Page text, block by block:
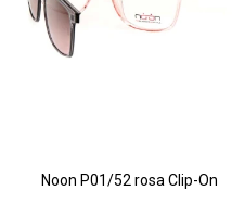
Noon P01/52 rosa Clip-On